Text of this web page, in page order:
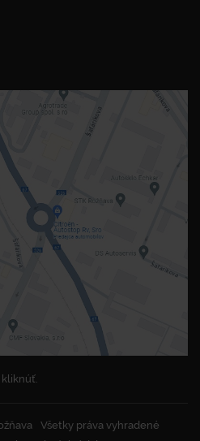
Všetky práva vyhradené